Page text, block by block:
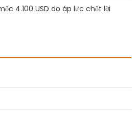
4.100 USD do áp lực chốt lời